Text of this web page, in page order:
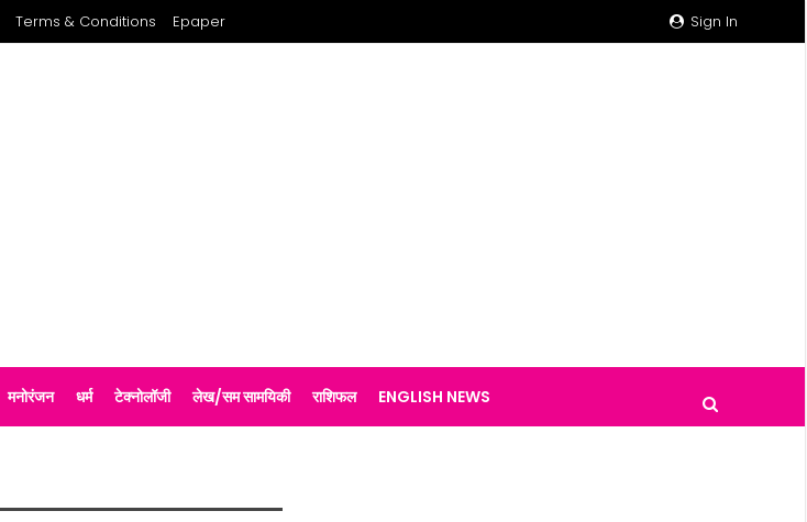
Sign In
Terms & Conditions Epaper
मनोरंजन धर्म टेक्नोलॉजी लेख/सम सामयिकी राशिफल ENGLISH NEWS